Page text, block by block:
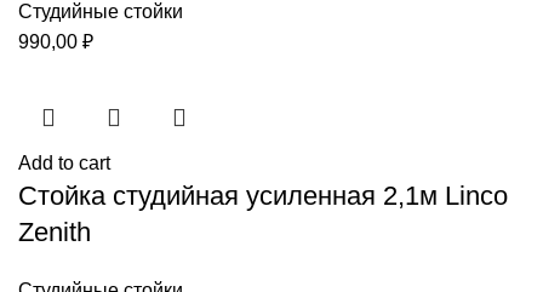
Студийные стойки
990,00 ₽
Add to cart
Стойка студийная усиленная 2,1м Linco
Zenith